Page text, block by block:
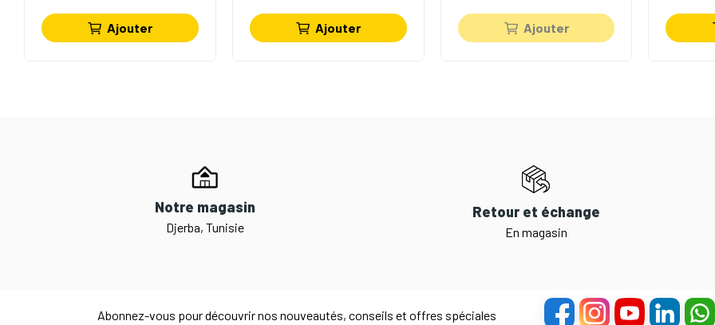
Ajouter Ajouter Ajouter
Notre magasin
Djerba, Tunisie
Retour et échange
En magasin
Abonnez-vous pour découvrir nos nouveautés, conseils et offres spéciales